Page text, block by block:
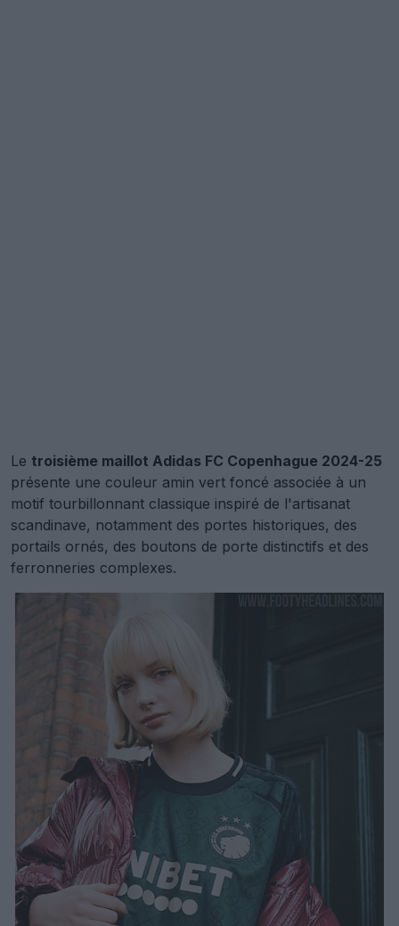
Le troisième maillot Adidas FC Copenhague 2024-25
présente une couleur amin vert foncé associée à un
motif tourbillonnant classique inspiré de l'artisanat
scandinave, notamment des portes historiques, des
portails ornés, des boutons de porte distinctifs et des
ferronneries complexes.